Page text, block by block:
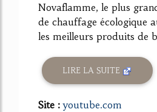
Novaflamme, le plus
de chauffage écologique
les meilleurs produits de
LIRE LA SUITE
Site :youtube.com